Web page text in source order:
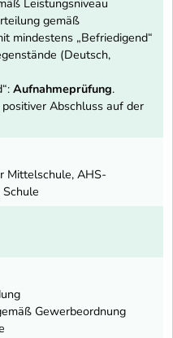
Leistungsniveau
gemäß
mindestens „Befriedigend“
(Deutsch,
Aufnahmeprüfung.
positiver Abschluss auf der
Mittelschule, AHS-
Gewerbeordnung